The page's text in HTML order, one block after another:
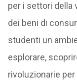
per i settori della
dei beni di
studenti un
esplorare,
rivoluzionarie